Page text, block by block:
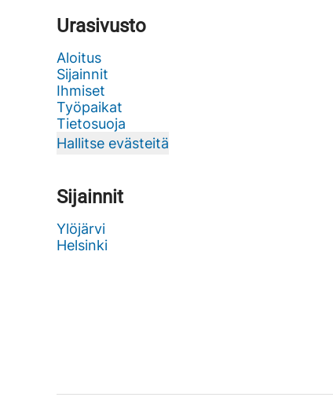
Urasivusto
Aloitus
Sijainnit
Ihmiset
Työpaikat
Tietosuoja
Hallitse evästeitä
Sijainnit
Ylöjärvi
Helsinki